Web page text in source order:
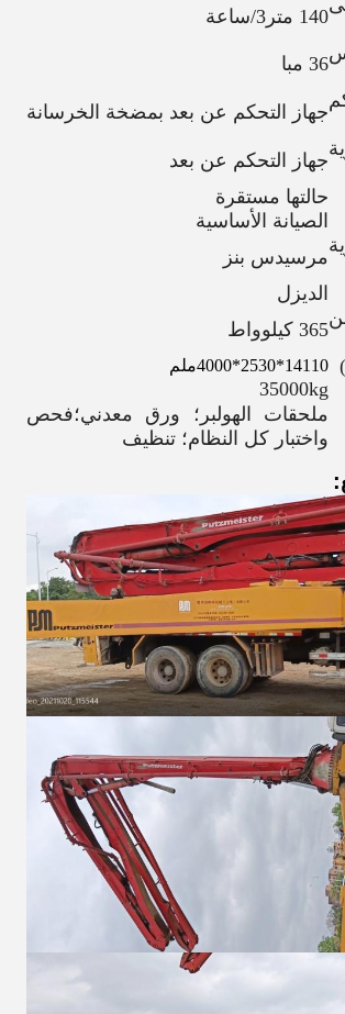
140 متر3/ساعة
36 مبا
جهاز التحكم عن بعد بمضخة الخرسانة
جهاز التحكم عن بعد
حالتها مستقرة
الصيانة الأساسية
مرسيدس بنز
الديزل
365 كيلوواط
14110*2530*4000ملم
35000kg
ملحقات الهولبر؛ ورق معدني؛فحص
واختبار كل النظام؛ تنظيف